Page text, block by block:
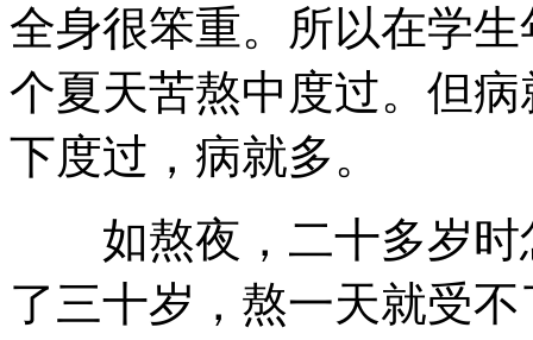
全身很笨重。所以在学
个夏天苦熬中度过。但
下度过，病就多。
如熬夜，二十多岁时
了三十岁，熬一天就受